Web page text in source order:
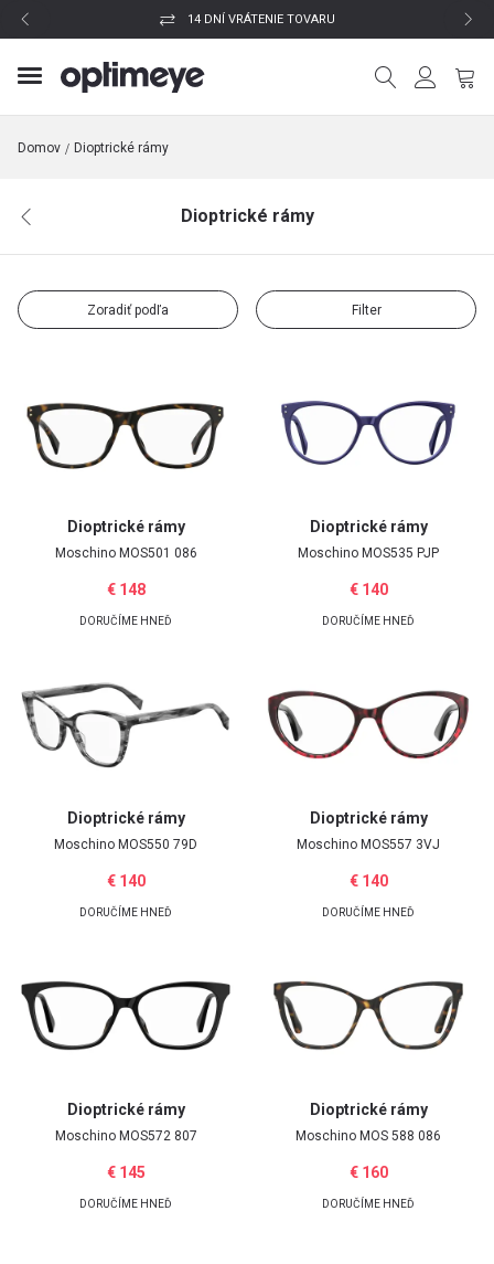
14 DNÍ VRÁTENIE TOVARU
E-mailová adresa
Domov Dioptrické rámy
Dioptrické rámy
Zoradiť podľa Filter
Dioptrické rámy
Moschino MOS501 086
€ 148
DORUČÍME HNEĎ
Dioptrické rámy
Moschino MOS535 PJP
€ 140
DORUČÍME HNEĎ
Dioptrické rámy
Moschino MOS550 79D
€ 140
DORUČÍME HNEĎ
Dioptrické rámy
Moschino MOS557 3VJ
€ 140
DORUČÍME HNEĎ
Dioptrické rámy
Moschino MOS572 807
€ 145
DORUČÍME HNEĎ
Dioptrické rámy
Moschino MOS 588 086
€ 160
DORUČÍME HNEĎ